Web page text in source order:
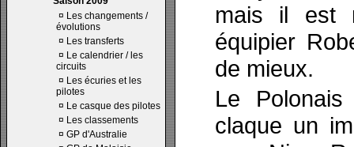
¤ Les changements /
évolutions
¤ Les transferts
¤ Le calendrier / les
circuits
¤ Les écuries et les
pilotes
¤ Le casque des pilotes
¤ Les classements
¤ GP d'Australie
mais il est
équipier
de mieux.
Le
claque un